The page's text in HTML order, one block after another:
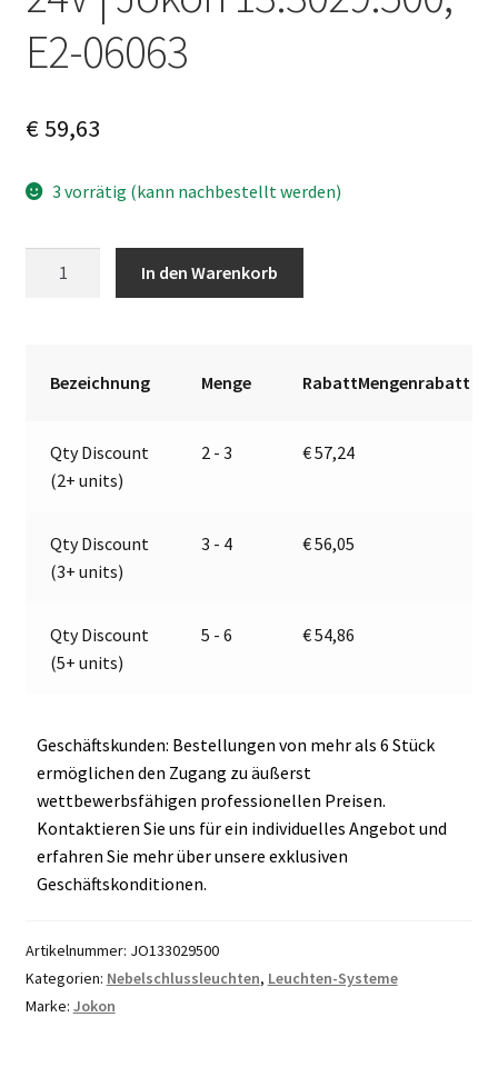
E2-06063
€59,63
3 vorrätig (kann nachbestellt werden)
06063
In den Warenkorb
r
t
e
Bezeichnung Menge RabattMengenrabatt
Qty Discount
(2+ units)
2 - 3 €57,24
Qty Discount
(3+ units)
3 - 4 €56,05
Qty Discount
(5+ units)
5 - 6 €54,86
Geschäftskunden: Bestellungen von mehr als 6 Stück
ermöglichen den Zugang zu äußerst
wettbewerbsfähigen professionellen Preisen.
Kontaktieren Sie uns für ein individuelles Angebot und
erfahren Sie mehr über unsere exklusiven
Geschäftskonditionen.
Artikelnummer: JO133029500
Kategorien: Nebelschlussleuchten, Leuchten-Systeme
Marke: Jokon